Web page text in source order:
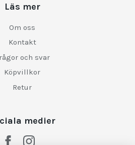
Läs mer
Om oss
Kontakt
och svar
Köpvillkor
Retur
medier